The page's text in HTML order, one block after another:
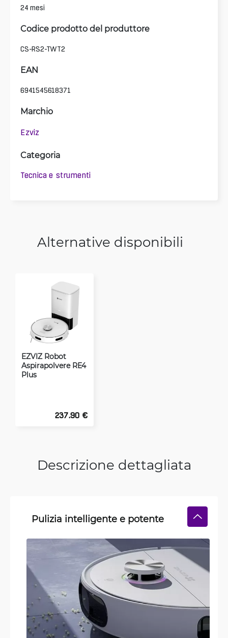
24 mesi
Codice prodotto del produttore
CS-RS2-TWT2
EAN
6941545618371
Marchio
Ezviz
Categoria
Tecnica e strumenti
Alternative disponibili
EZVIZ Robot
Aspirapolvere RE4
Plus
237.90 €
Descrizione dettagliata
Pulizia intelligente e potente